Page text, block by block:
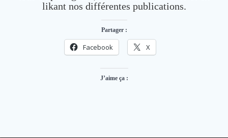
likant nos différentes publications.
Partager :
Facebook X
J’aime ça :